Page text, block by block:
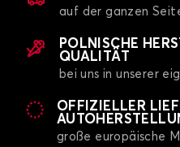
auf der ganzen
POLNISCHE
QUALITÄT
bei uns in unserer
OFFIZIELLER
große europäische